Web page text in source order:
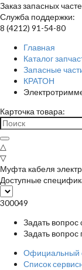
Заказ запасных
Служба поддержки:
8 (4212) 91-54-80
Главная
Каталог
Запасные
КРАТОН
Карточка товара:
△
▽
Муфта кабеля
Доступные
300049
Задать вопрос
Задать вопрос
Официальный
Список